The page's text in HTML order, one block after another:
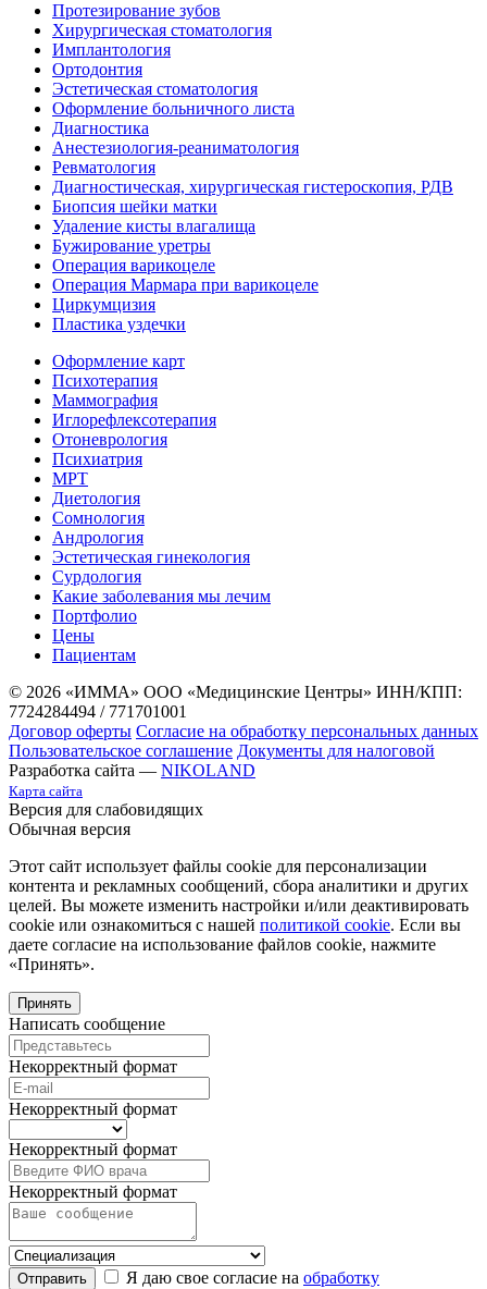
Протезирование зубов
Хирургическая стоматология
Имплантология
Ортодонтия
Эстетическая стоматология
Оформление больничного листа
Диагностика
Анестезиология-реаниматология
Ревматология
Диагностическая, хирургическая гистероскопия, РДВ
Биопсия шейки матки
Удаление кисты влагалища
Бужирование уретры
Операция варикоцеле
Операция Мармара при варикоцеле
Циркумцизия
Пластика уздечки
Оформление карт
Психотерапия
Маммография
Иглорефлексотерапия
Отоневрология
Психиатрия
МРТ
Диетология
Сомнология
Андрология
Эстетическая гинекология
Сурдология
Какие заболевания мы лечим
Портфолио
Цены
Пациентам
© 2026 «ИММА» ООО «Медицинские Центры» ИНН/КПП:
7724284494 / 771701001
Договор оферты Согласие на обработку персональных данных
Пользовательское соглашение Документы для налоговой
Разработка сайта — NIKOLAND
Карта сайта
Версия для слабовидящих
Обычная версия
Этот сайт использует файлы cookie для персонализации
контента и рекламных сообщений, сбора аналитики и других
целей. Вы можете изменить настройки и/или деактивировать
cookie или ознакомиться с нашей политикой cookie. Если вы
даете согласие на использование файлов cookie, нажмите
«Принять».
Принять
Написать сообщение
Некорректный формат
Некорректный формат
Некорректный формат
Некорректный формат
Отправить Я даю свое согласие на обработку